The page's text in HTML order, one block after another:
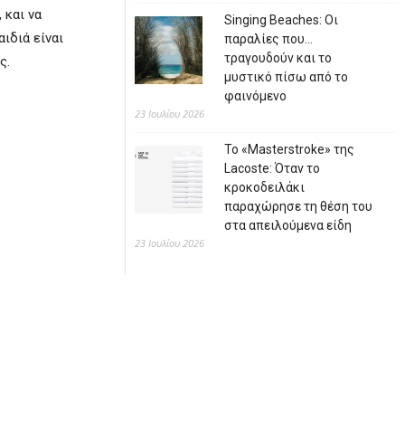
να
είναι
Singing Beaches: Οι
παραλίες που…
τραγουδούν και το
μυστικό πίσω από το
φαινόμενο
23 Ιουλίου 2026
Το «Masterstroke» της
Lacoste: Όταν το
κροκοδειλάκι
παραχώρησε τη θέση του
στα απειλούμενα είδη
23 Ιουλίου 2026